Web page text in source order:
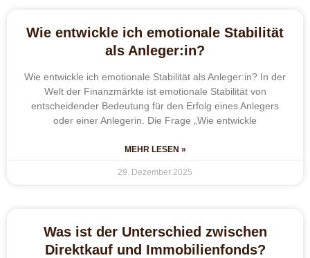
Wie entwickle ich emotionale Stabilität
als Anleger:in?
Wie entwickle ich emotionale Stabilität als Anleger:in? In der
Welt der Finanzmärkte ist emotionale Stabilität von
entscheidender Bedeutung für den Erfolg eines Anlegers
oder einer Anlegerin. Die Frage „Wie entwickle
MEHR LESEN »
29. Dezember 2025
Was ist der Unterschied zwischen
Direktkauf und Immobilienfonds?